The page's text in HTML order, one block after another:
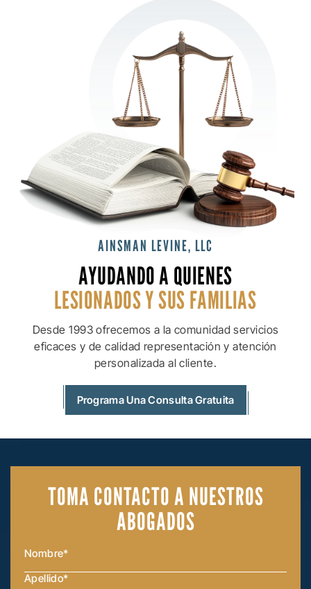
AINSMAN LEVINE, LLC
AYUDANDO A QUIENES
LESIONADOS Y SUSFAMILIAS
Desde 1993 ofrecemos a la comunidad servicios
eficaces y de calidad representación y atención
personalizada al cliente.
Programa Una Consulta Gratuita
TOMA CONTACTOA NUESTROS
ABOGADOS